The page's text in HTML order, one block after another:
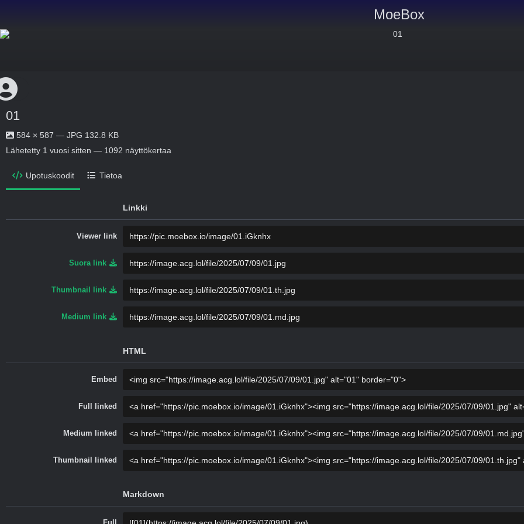
MoeBox
01
584 × 587 — JPG 132.8 KB
Lähetetty 1 vuosi sitten — 1092 näyttökertaa
Upotuskoodit Tietoa
Linkki
Viewer link
Suora link
Thumbnail link
Medium link
HTML
Embed
Full linked
Medium linked
Thumbnail linked
Markdown